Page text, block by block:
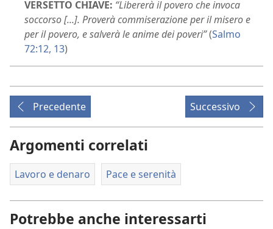
VERSETTO CHIAVE: “Libererà il povero che invoca
soccorso [...]. Proverà commiserazione per il misero e
per il povero, e salverà le anime dei poveri”(Salmo
72:12, 13)
Precedente Successivo
Argomenti correlati
Lavoro e denaro Pace e serenità
Potrebbe anche interessarti